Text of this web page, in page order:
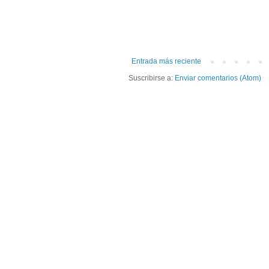
Entrada más reciente
Suscribirse a: Enviar comentarios (Atom)